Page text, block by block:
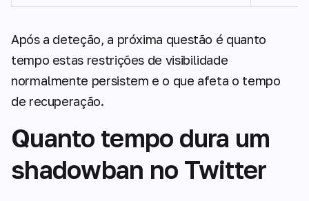
Após a deteção, a próxima questão é quanto
tempo estas restrições de visibilidade
normalmente persistem e o que afeta o tempo
de recuperação.
Quanto tempo dura um
shadowban no Twitter